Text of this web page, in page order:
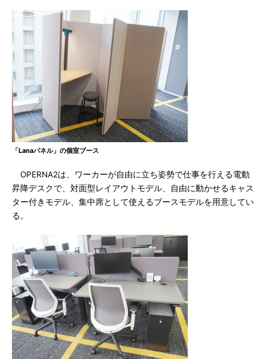
「Lanaパネル」の個室ブース
OPERNA2は、ワーカーが自由に立ち姿勢で仕事を行える電動
昇降デスクで、対面型レイアウトモデル、自由に動かせるキャス
ター付きモデル、集中席として使えるブースモデルを用意してい
る。